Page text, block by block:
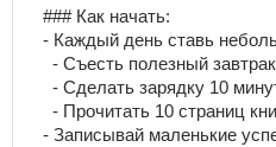
### Как начать:
- Каждый день ставь
- Съесть полезный
- Сделать зарядку 10
- Прочитать 10 страниц
- Записывай маленькие